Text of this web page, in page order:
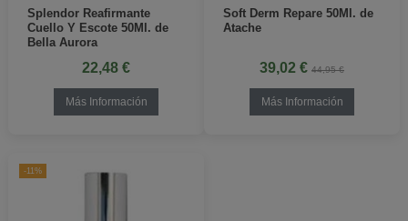
Splendor Reafirmante
Cuello Y Escote 50Ml. de
Bella Aurora
22,48 €
Más Información
Soft Derm Repare 50Ml. de
Atache
39,02 € 44,95 €
Más Información
-11%